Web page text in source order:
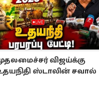
விஜய்க்கு
ஸ்டாலின் சவால்